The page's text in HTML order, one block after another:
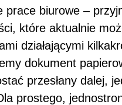
prace biurowe –
które aktualnie
działającymi
dokument
przesłany dalej,
prostego,